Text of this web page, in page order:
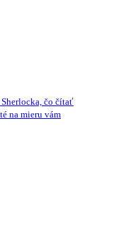
Sherlocka, čo čítať
na mieru vám